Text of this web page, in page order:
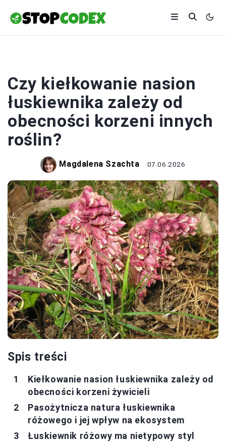
Czy kiełkowanie nasion
łuskiewnika zależy od
obecności korzeni innych
roślin?
Magdalena Szachta 07.06.2026
Spis treści
Kiełkowanie nasion łuskiewnika zależy od
obecności korzeni żywicieli
Pasożytnicza natura łuskiewnika
różowego i jej wpływ na ekosystem
Łuskiewnik różowy ma nietypowy styl